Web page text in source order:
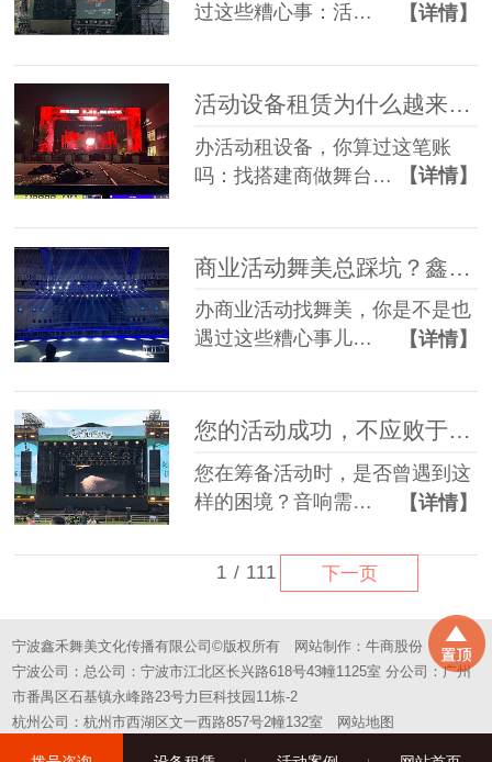
过这些糟心事：活…
【详情】
活动设备租赁为什么越来越多人选一站式？
办活动租设备，你算过这笔账
吗：找搭建商做舞台…
【详情】
商业活动舞美总踩坑？鑫禾一站式方案帮您避坑
办商业活动找舞美，你是不是也
遇过这些糟心事儿…
【详情】
您的活动成功，不应败于“拼凑”的舞台——选择一站式，选择省心
您在筹备活动时，是否曾遇到这
样的困境？音响需…
【详情】
1 / 111 下一页
宁波鑫禾舞美文化传播有限公司©版权所有 网站制作：牛商股份
宁波公司：总公司：宁波市江北区长兴路618号43幢1125室 分公司：广州
市番禺区石基镇永峰路23号力巨科技园11栋-2
杭州公司：杭州市西湖区文一西路857号2幢132室
网站地图